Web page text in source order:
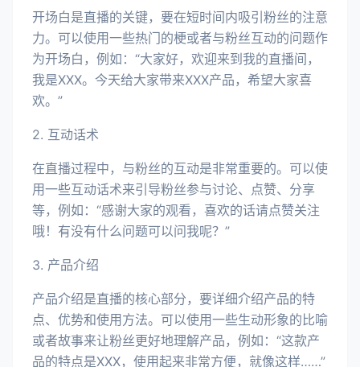
开场白是直播的关键，要在短时间内吸引粉丝的注意
力。可以使用一些热门的梗或者与粉丝互动的问题作
为开场白，例如：“大家好，欢迎来到我的直播间，
我是XXX。今天给大家带来XXX产品，希望大家喜
欢。”
2. 互动话术
在直播过程中，与粉丝的互动是非常重要的。可以使
用一些互动话术来引导粉丝参与讨论、点赞、分享
等，例如：“感谢大家的观看，喜欢的话请点赞关注
哦！有没有什么问题可以问我呢？”
3. 产品介绍
产品介绍是直播的核心部分，要详细介绍产品的特
点、优势和使用方法。可以使用一些生动形象的比喻
或者故事来让粉丝更好地理解产品，例如：“这款产
品的特点是XXX，使用起来非常方便，就像这样……”